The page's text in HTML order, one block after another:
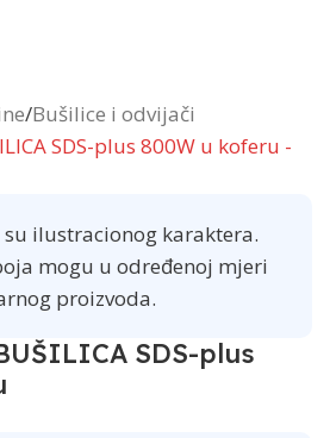
/Bušilice i odvijači
su ilustracionog karaktera.
mogu u određenoj mjeri
proizvoda.
SDS-plus